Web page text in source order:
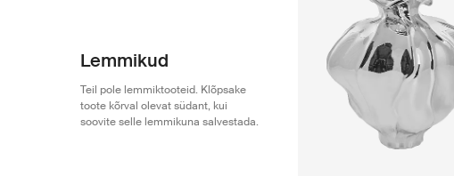
Lemmikud
Teil pole lemmiktooteid. Klõpsake
toote kõrval olevat südant, kui
soovite selle lemmikuna salvestada.